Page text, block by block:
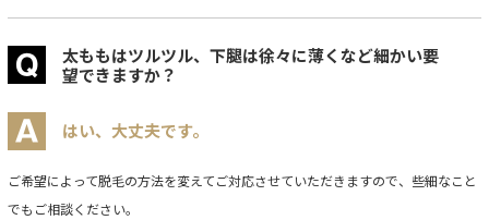
太ももはツルツル、下腿は徐々に薄くなど細かい要
望できますか？
はい、大丈夫です。
ご希望によって脱毛の方法を変えてご対応させていただきますので、些細なこと
でもご相談ください。